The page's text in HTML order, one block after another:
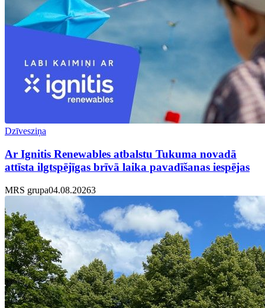
Dzīvesziņa
Ar Ignitis Renewables atbalstu Tukuma novadā
attīsta ilgtspējīgas brīvā laika pavadīšanas iespējas
MRS grupa04.08.20263